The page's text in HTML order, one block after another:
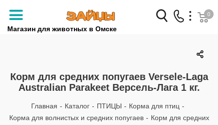
Магазин для животных в Омске
Заказать звонок
+7 (3812) 79-04-04
+7 (950) 959-88-32
0
Корм для средних попугаев Versele-Laga
Australian Parakeet Версель-Лага 1 кг.
Главная - Каталог - ПТИЦЫ - Корма для птиц -
Корма для волнистых и средних попугаев - Корм для средних